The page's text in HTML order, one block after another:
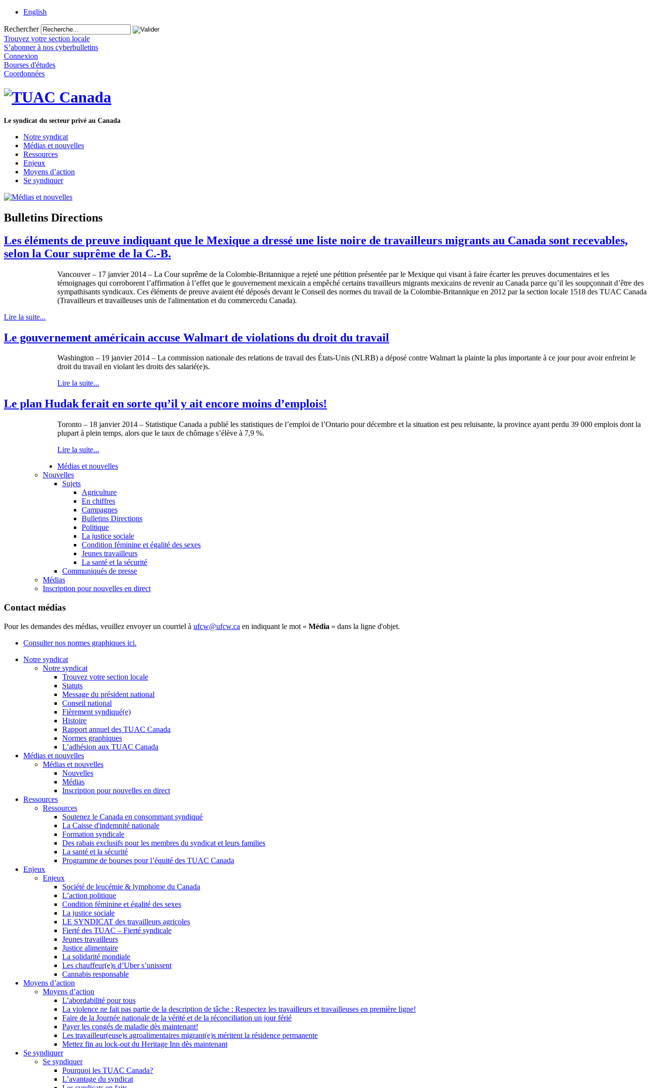
English
Rechercher
Trouvez votre section locale
S’abonner à nos cyberbulletins
Connexion
Bourses d'études
Coordonnées
Le syndicat du secteur privé au Canada
Notre syndicat
Médias et nouvelles
Ressources
Enjeux
Moyens d’action
Se syndiquer
Bulletins Directions
Les éléments de preuve indiquant que le Mexique a dressé une liste noire de travailleurs migrants au Canada sont recevables,
selon la Cour suprême de la C.-B.
Vancouver – 17 janvier 2014 – La Cour suprême de la Colombie-Britannique a rejeté une pétition présentée par le Mexique qui visant à faire écarter les preuves documentaires et les
témoignages qui corroborent l’affirmation à l’effet que le gouvernement mexicain a empêché certains travailleurs migrants mexicains de revenir au Canada parce qu’il les soupçonnait d’être des
sympathisants syndicaux. Ces éléments de preuve avaient été déposés devant le Conseil des normes du travail de la Colombie-Britannique en 2012 par la section locale 1518 des TUAC Canada
(Travailleurs et travailleuses unis de l'alimentation et du commercedu Canada).
Lire la suite...
Le gouvernement américain accuse Walmart de violations du droit du travail
Washington – 19 janvier 2014 – La commission nationale des relations de travail des États-Unis (NLRB) a déposé contre Walmart la plainte la plus importante à ce jour pour avoir enfreint le
droit du travail en violant les droits des salarié(e)s.
Lire la suite...
Le plan Hudak ferait en sorte qu’il y ait encore moins d’emplois!
Toronto – 18 janvier2014 – Statistique Canada a publié les statistiques de l’emploi de l’Ontario pourdécembre et la situation est peu reluisante, la province ayant perdu 39 000 emplois dont la
plupart à plein temps, alors que le taux de chômage s’élève à 7,9 %.
Lire la suite...
Médias et nouvelles
Nouvelles
Sujets
Agriculture
En chiffres
Campagnes
Bulletins Directions
Politique
La justice sociale
Condition féminine et égalité des sexes
Jeunes travailleurs
La santé et la sécurité
Communiqués de presse
Médias
Inscription pour nouvelles en direct
Contact médias
Pour les demandes des médias, veuillez envoyer un courriel à ufcw@ufcw.ca en indiquant le mot « Média » dans la ligne d'objet.
Consulter nos normes graphiques ici.
Notre syndicat
Notre syndicat
Trouvez votre section locale
Statuts
Message du président national
Conseil national
Fièrement syndiqué(e)
Histoire
Rapport annuel des TUAC Canada
Normes graphiques
L’adhésion aux TUAC Canada
Médias et nouvelles
Médias et nouvelles
Nouvelles
Médias
Inscription pour nouvelles en direct
Ressources
Ressources
Soutenez le Canada en consommant syndiqué
La Caisse d'indemnité nationale
Formation syndicale
Des rabais exclusifs pour les membres du syndicat et leurs families
La santé et la sécurité
Programme de bourses pour l’équité des TUAC Canada
Enjeux
Enjeux
Société de leucémie & lymphome du Canada
L’action politique
Condition féminine et égalité des sexes
La justice sociale
LE SYNDICAT des travailleurs agricoles
Fierté des TUAC – Fierté syndicale
Jeunes travailleurs
Justice alimentaire
La solidarité mondiale
Les chauffeur(e)s d’Uber s’unissent
Cannabis responsable
Moyens d’action
Moyens d’action
L’abordabilité pour tous
La violence ne fait pas partie de la description de tâche : Respectez les travailleurs et travailleuses en première ligne!
Faire de la Journée nationale de la vérité et de la réconciliation un jour férié
Payer les congés de maladie dès maintenant!
Les travailleur(euse)s agroalimentaires migrant(e)s méritent la résidence permanente
Mettez fin au lock-out du Heritage Inn dès maintenant
Se syndiquer
Se syndiquer
Pourquoi les TUAC Canada?
L’avantage du syndicat